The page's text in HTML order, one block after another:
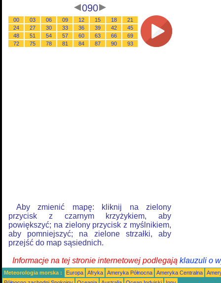
090
00 03 06 09 12 15 18
21
24
27 30 33 36 39 42
45
48
51 54 57 60 63 66
69
72
75 78 81 84 87 90 93
Aby zmienić mapę: kliknij na zielony
przycisk z czarnym krzyżykiem, aby
powiększyć; na zielony przycisk z myślnikiem,
aby pomniejszyć; na zielone strzałki, aby
przejść do map sąsiednich.
Informacje na tej stronie internetowej podlegają klauzuli o
Meteorologia morska : Europa Afryka Ameryka Północna Ameryka Centralna